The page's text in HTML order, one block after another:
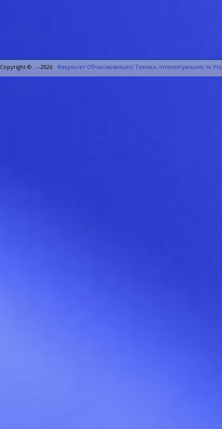
Copyright © ...–2026 Факультет Обчислювальної Техніки, Інтелектуальних та